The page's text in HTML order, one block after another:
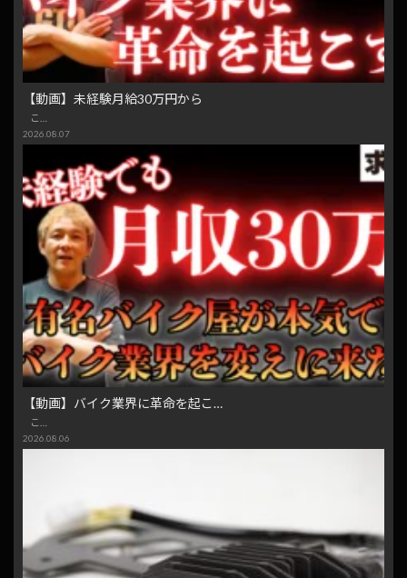
【動画】未経験月給30万円から
こ…
2026.08.07
【動画】バイク業界に革命を起こ…
こ…
2026.08.06